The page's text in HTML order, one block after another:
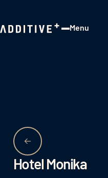
Menu
Hotel Monika